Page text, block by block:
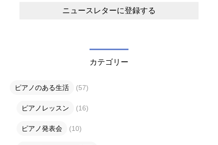
カテゴリー
ピアノのある生活 (57)
ピアノレッスン (16)
ピアノ発表会 (10)